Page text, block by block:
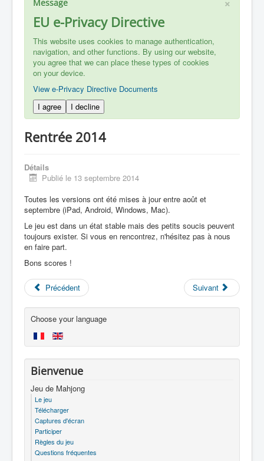
Message
EU e-Privacy Directive
This website uses cookies to manage authentication,
navigation, and other functions. By using our website,
you agree that we can place these types of cookies
on your device.
View e-Privacy Directive Documents
I agree
I decline
Rentrée 2014
Détails
Publié le 13 septembre 2014
Toutes les versions ont été mises à jour entre août et
septembre (iPad, Android, Windows, Mac).
Le jeu est dans un état stable mais des petits soucis peuvent
toujours exister. Si vous en rencontrez, n'hésitez pas à nous
en faire part.
Bons scores !
Précédent Suivant
Choose your language
Bienvenue
Jeu de Mahjong
Le jeu
Télécharger
Captures d'écran
Participer
Règles du jeu
Questions fréquentes